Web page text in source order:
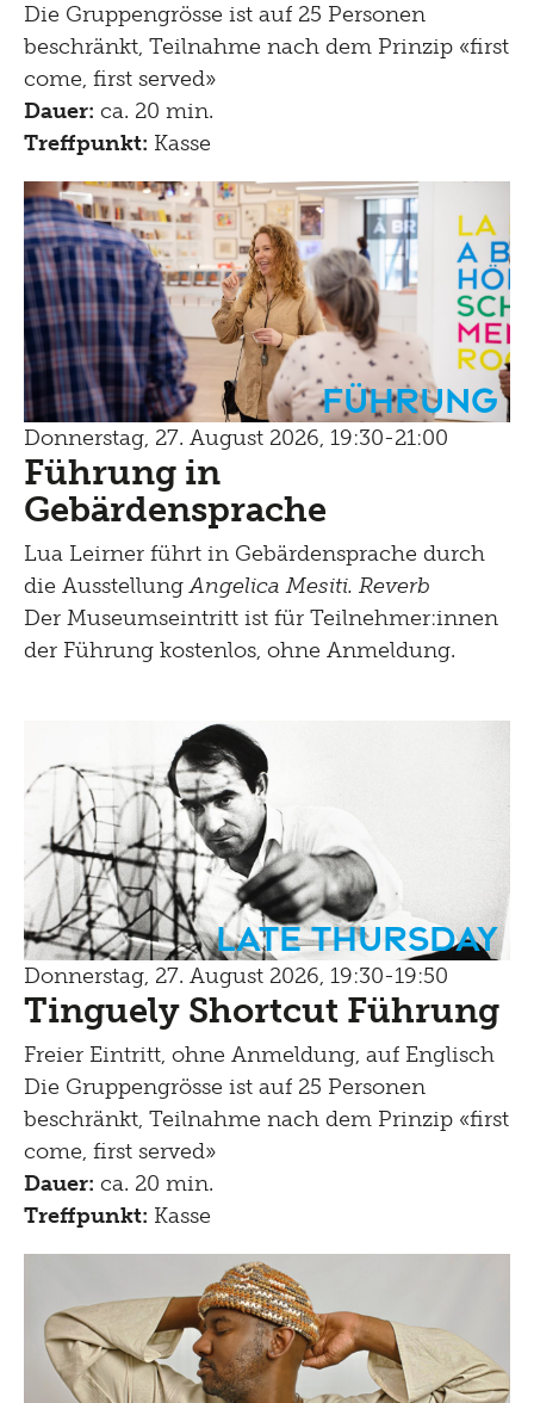
Die Gruppengrösse ist auf 25 Personen
beschränkt, Teilnahme nach dem Prinzip «first
come, first served»
Dauer: ca. 20 min.
Treffpunkt: Kasse
Führung
Donnerstag, 27. August 2026, 19:30-21:00
Führung in
Gebärdensprache
Lua Leirner führt in Gebärdensprache durch
die AusstellungAngelica Mesiti. Reverb
Der Museumseintritt ist für Teilnehmer:innen
der Führung kostenlos, ohne Anmeldung.
Late Thursday
Donnerstag, 27. August 2026, 19:30-19:50
Tinguely Shortcut Führung
Freier Eintritt, ohne Anmeldung, auf Englisch
Die Gruppengrösse ist auf 25 Personen
beschränkt, Teilnahme nach dem Prinzip «first
come, first served»
Dauer: ca. 20 min.
Treffpunkt: Kasse